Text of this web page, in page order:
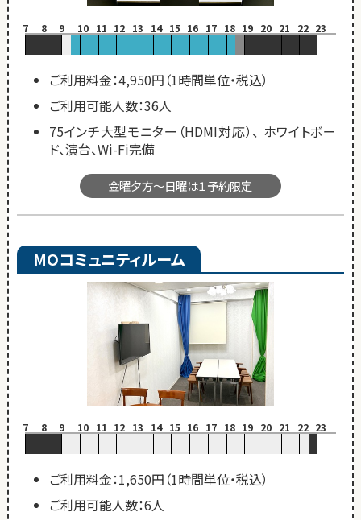
7 8 9 10 11 12 13 14 15 16 17 18 19 20 21 22 23
ご利用料金：4,950円（1時間単位・税込）
ご利用可能人数：36人
75インチ大型モニター（HDMI対応）、 ホワイトボー
ド、演台、Wi-Fi完備
金曜夕方～日曜は１予約限定
MOコミュニティルーム
7 8 9 10 11 12 13 14 15 16 17 18 19 20 21 22 23
ご利用料金：1,650円（1時間単位・税込）
ご利用可能人数：6人